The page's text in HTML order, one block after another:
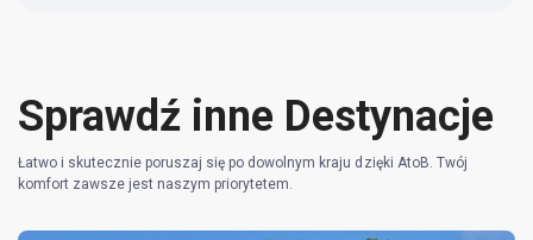
Sprawdź inne Destynacje
Łatwo i skutecznie poruszaj się po dowolnym kraju dzięki AtoB. Twój
komfort zawsze jest naszym priorytetem.